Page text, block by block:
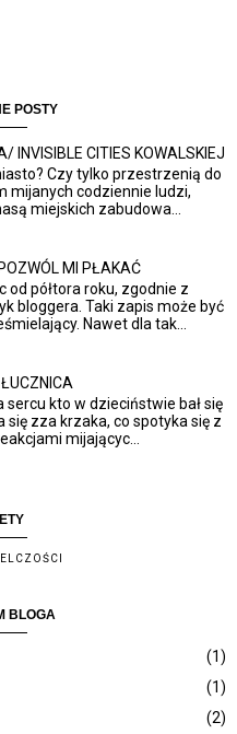
POSTY
INVISIBLE CITIES KOWALSKIEJ
Czy tylko przestrzenią do
mijanych codziennie ludzi,
miejskich zabudowa...
MI PŁAKAĆ
od półtora roku, zgodnie z
bloggera. Taki zapis może być
Nawet dla tak...
ŁUCZNICA
sercu kto w dzieciństwie bał się
się zza krzaka, co spotyka się z
mijającyc...
BLOGA
(1)
(1)
(2)